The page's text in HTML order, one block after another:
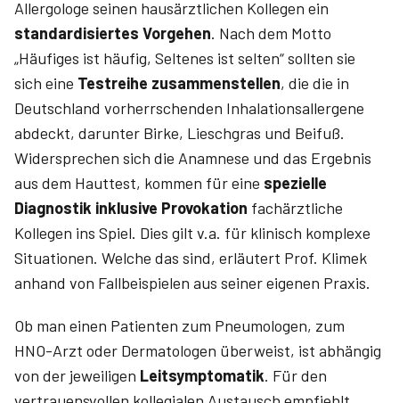
Allergologe seinen hausärztlichen Kollegen ein
standardisiertes Vorgehen. Nach dem Motto
„Häufiges ist häufig, Seltenes ist selten“ sollten sie
sich eine Test­reihe zusammenstellen, die die in
Deutschland vorherrschenden Inhalationsallergene
abdeckt, darunter Birke, Lieschgras und Beifuß.
Widersprechen sich die Anamnese und das Ergebnis
aus dem Hauttest, kommen für eine spezielle
Diagnostik inklusive Provokation fachärztliche
Kollegen ins Spiel. Dies gilt v.a. für klinisch komplexe
Situationen. Welche das sind, erläutert Prof. Klimek
anhand von Fallbeispielen aus seiner eigenen Praxis.
Ob man einen Patienten zum Pneumologen, zum
HNO-Arzt oder Dermatologen überweist, ist abhängig
von der jeweiligen Leitsymptomatik. Für den